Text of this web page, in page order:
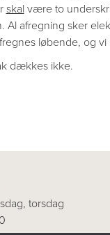
skalvære to
Al afregning sker
løbende, og
dækkes ikke.
torsdag